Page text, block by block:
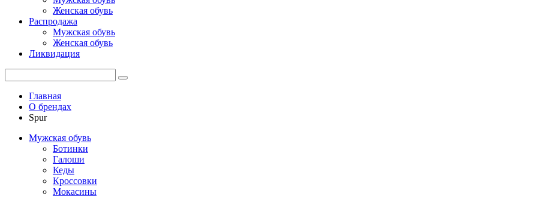
Женская обувь
Распродажа
Мужская обувь
Женская обувь
Ликвидация
Главная
О брендах
Spur
Мужская обувь
Ботинки
Галоши
Кеды
Кроссовки
Мокасины